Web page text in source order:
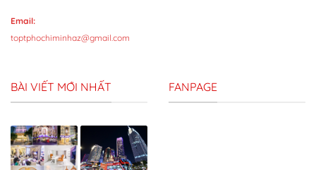
Email:
toptphochiminhaz@gmail.com
BÀI VIẾT MỚI NHẤT FANPAGE